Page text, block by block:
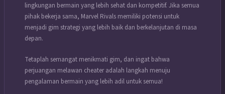
lingkungan bermain yang lebih sehat dan kompetitif. Jika semua
pihak bekerja sama, Marvel Rivals memiliki potensi untuk
menjadi gim strategi yang lebih baik dan berkelanjutan di masa
depan.
Tetaplah semangat menikmati gim, dan ingat bahwa
perjuangan melawan cheater adalah langkah menuju
pengalaman bermain yang lebih adil untuk semua!